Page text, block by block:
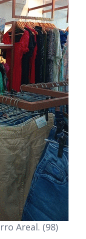
Areal. (98)